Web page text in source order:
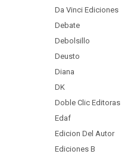
Da Vinci Ediciones
Debate
Debolsillo
Deusto
Diana
DK
Doble Clic Editoras
Edaf
Edicion Del Autor
Ediciones B